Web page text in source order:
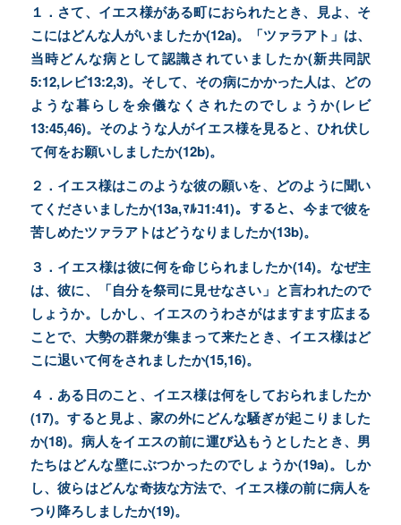
１．さて、イエス様がある町におられたとき、見よ、そ
こにはどんな人がいましたか(12a)。「ツァラアト」は、
当時どんな病として認識されていましたか(新共同訳
5:12,レビ13:2,3)。そして、その病にかかった人は、どの
ような暮らしを余儀なくされたのでしょうか(レビ
13:45,46)。そのような人がイエス様を見ると、ひれ伏し
て何をお願いしましたか(12b)。
２．イエス様はこのような彼の願いを、どのように聞い
てくださいましたか(13a,ﾏﾙｺ1:41)。すると、今まで彼を
苦しめたツァラアトはどうなりましたか(13b)。
３．イエス様は彼に何を命じられましたか(14)。なぜ主
は、彼に、「自分を祭司に見せなさい」と言われたので
しょうか。しかし、イエスのうわさがはますます広まる
ことで、大勢の群衆が集まって来たとき、イエス様はど
こに退いて何をされましたか(15,16)。
４．ある日のこと、イエス様は何をしておられましたか
(17)。すると見よ、家の外にどんな騒ぎが起こりました
か(18)。病人をイエスの前に運び込もうとしたとき、男
たちはどんな壁にぶつかったのでしょうか(19a)。しか
し、彼らはどんな奇抜な方法で、イエス様の前に病人を
つり降ろしましたか(19)。